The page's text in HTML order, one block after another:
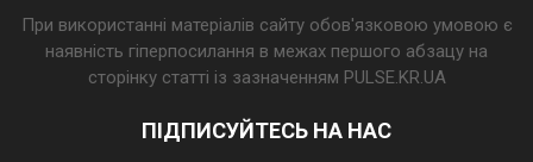
При використанні матеріалів сайту обов'язковою умовою є
наявність гіперпосилання в межах першого абзацу на
сторінку статті із зазначенням PULSE.KR.UA
ПІДПИСУЙТЕСЬ НА НАС